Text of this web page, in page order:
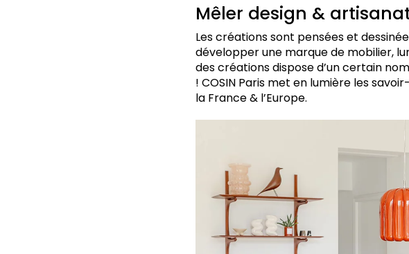
Mêler design &
Les créations sont pensées et
développer une marque de mobilier,
des créations dispose d’un certain
! COSIN Paris met en lumière les
la France & l’Europe.